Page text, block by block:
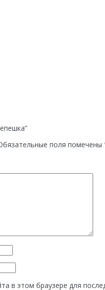
поля помечены
в этом браузере для